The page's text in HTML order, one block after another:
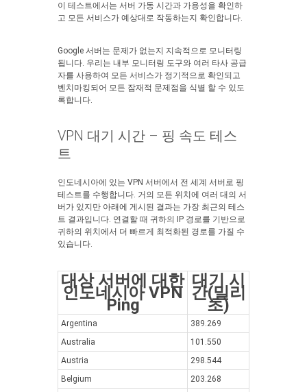
이 테스트에서는 서버 가동 시간과 가용성을 확인하
고 모든 서비스가 예상대로 작동하는지 확인합니다.
Google 서버는 문제가 없는지 지속적으로 모니터링
됩니다. 우리는 내부 모니터링 도구와 여러 타사 공급
자를 사용하여 모든 서비스가 정기적으로 확인되고
벤치마킹되어 모든 잠재적 문제점을 식별 할 수 있도
록합니다.
VPN 대기 시간 – 핑 속도 테스
트
인도네시아에 있는 VPN 서버에서 전 세계 서버로 핑
테스트를 수행합니다. 거의 모든 위치에 여러 대의 서
버가 있지만 아래에 게시된 결과는 가장 최근의 테스
트 결과입니다. 연결할 때 귀하의 IP 경로를 기반으로
귀하의 위치에서 더 빠르게 최적화된 경로를 가질 수
있습니다.
대상 서버에 대한
인도네시아 VPN
Ping
대기 시
간(밀리
초)
Argentina
389.269
Australia
101.550
Austria
298.544
Belgium
203.268